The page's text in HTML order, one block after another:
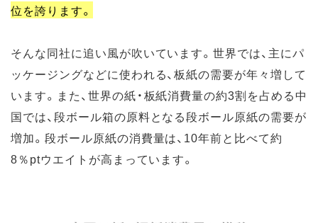
位を誇ります。
そんな同社に追い風が吹いています。世界では、主にパ
ッケージングなどに使われる、板紙の需要が年々増して
います。また、世界の紙・板紙消費量の約3割を占める中
国では、段ボール箱の原料となる段ボール原紙の需要が
増加。段ボール原紙の消費量は、10年前と比べて約
8％ptウエイトが高まっています。